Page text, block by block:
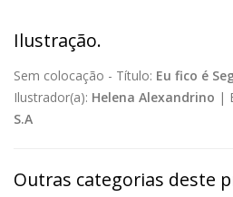
Ilustração.
Sem colocação - Título: Eu fico é
Ilustrador(a): Helena Alexandrino |
S.A
Outras categorias deste